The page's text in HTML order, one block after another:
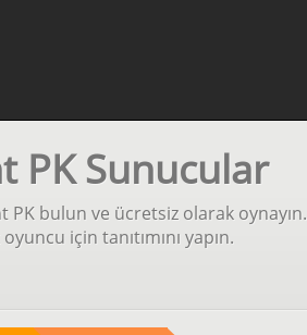
PK Sunucular
bulun ve ücretsiz olarak oynayın.
için tanıtımını yapın.